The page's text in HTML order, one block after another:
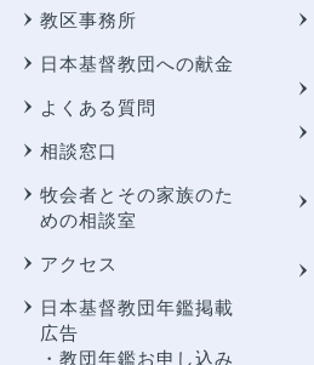
教区事務所
日本基督教団への献金
よくある質問
相談窓口
牧会者とその家族のた
めの相談室
アクセス
日本基督教団年鑑掲載
広告
・教団年鑑お申し込み